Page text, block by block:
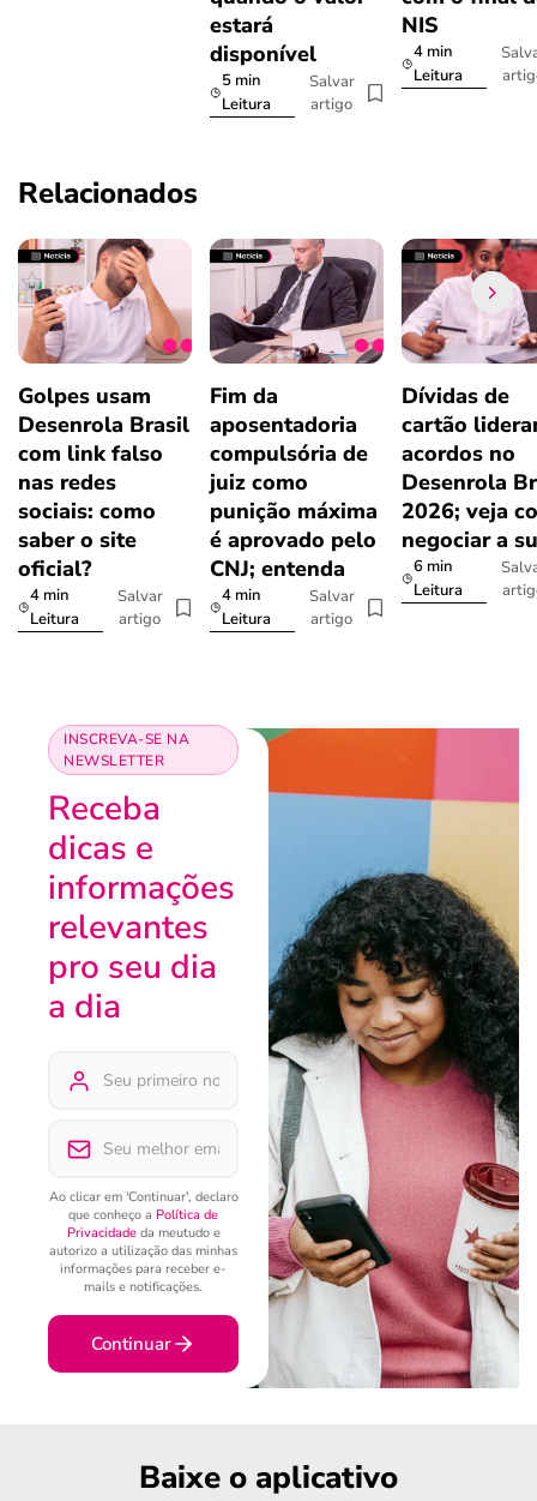
estará
disponível
5 min
Leitura
Salvar
artigo
NIS
4 min
Leitura
Relacionados
Golpes usam
Desenrola Brasil
com link falso
nas redes
sociais: como
saber o site
oficial?
4 min
Leitura
Salvar
artigo
Fim da
aposentadoria
compulsória de
juiz como
punição máxima
é aprovado pelo
CNJ; entenda
4 min
Leitura
Salvar
artigo
Dívidas de
cartão
acordos no
Desenrola
2026; veja
negociar a
6 min
Leitura
INSCREVA-SE NA
NEWSLETTER
Receba
dicas e
informações
relevantes
pro seu dia
a dia
Ao clicar em 'Continuar', declaro
que conheço a Política de
Privacidadeda meutudo e
autorizo a utilização das minhas
informações para receber e-
mails e notificações.
Continuar
Baixe o aplicativo